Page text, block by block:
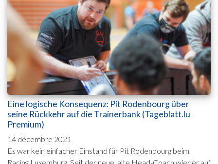
Eine logische Konsequenz: Pit Rodenbourg über
seine Rückkehr auf die Trainerbank (Tageblatt.lu
Premium)
14 décembre 2021
Es war kein einfacher Einstand für Pit Rodenbourg beim
Racing Luxemburg. Seit der neue, alte Head-Coach wieder auf